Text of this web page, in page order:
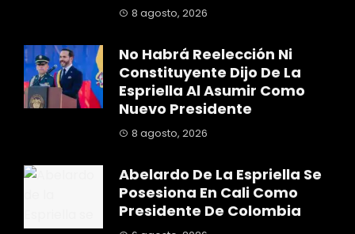
8 agosto, 2026
No Habrá Reelección Ni
Constituyente Dijo De La
Espriella Al Asumir Como
Nuevo Presidente
8 agosto, 2026
Abelardo De La Espriella Se
Posesiona En Cali Como
Presidente De Colombia